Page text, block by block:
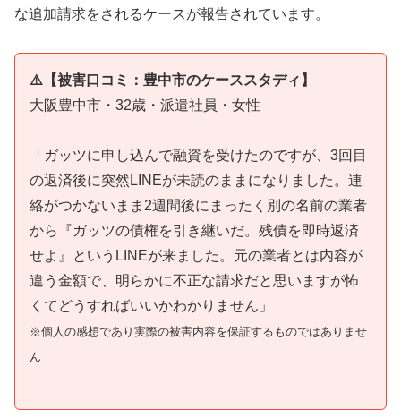
な追加請求をされるケースが報告されています。
⚠️【被害口コミ：豊中市のケーススタディ】
大阪豊中市・32歳・派遣社員・女性
「ガッツに申し込んで融資を受けたのですが、3回目
の返済後に突然LINEが未読のままになりました。連
絡がつかないまま2週間後にまったく別の名前の業者
から『ガッツの債権を引き継いだ。残債を即時返済
せよ』というLINEが来ました。元の業者とは内容が
違う金額で、明らかに不正な請求だと思いますが怖
くてどうすればいいかわかりません」
※個人の感想であり実際の被害内容を保証するものではありませ
ん